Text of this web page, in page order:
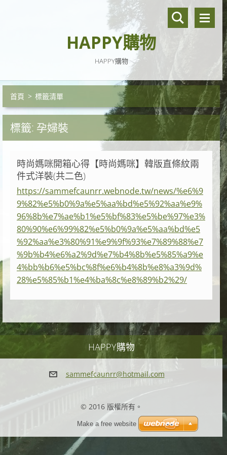
HAPPY購物
HAPPY購物
首頁 > 標籤清單
標籤: 孕婦裝
時尚媽咪開箱心得【時尚媽咪】韓版直條紋兩
件式洋裝(共二色)
https://sammefcaunrr.webnode.tw/news/%e6%9
9%82%e5%b0%9a%e5%aa%bd%e5%92%aa%e9%
96%8b%e7%ae%b1%e5%bf%83%e5%be%97%e3%
80%90%e6%99%82%e5%b0%9a%e5%aa%bd%e5
%92%aa%e3%80%91%e9%9f%93%e7%89%88%e7
%9b%b4%e6%a2%9d%e7%b4%8b%e5%85%a9%e
4%bb%b6%e5%bc%8f%e6%b4%8b%e8%a3%9d%
28%e5%85%b1%e4%ba%8c%e8%89%b2%29/
HAPPY購物
sammefcaunrr@hotmail.com
© 2016 版權所有。
Make a free website